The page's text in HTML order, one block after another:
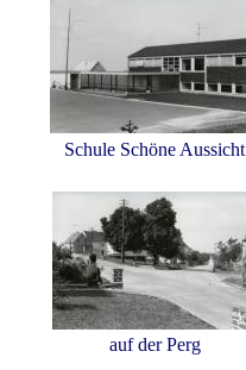
Schule Schöne Aussicht
auf der Perg